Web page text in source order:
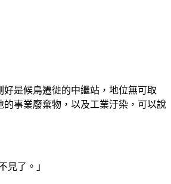
是候鳥遷徙的中繼站，地位無可取
事業廢棄物，以及工業汙染，可以說
見了。」